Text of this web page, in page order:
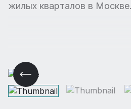
жилых кварталов в Москве.